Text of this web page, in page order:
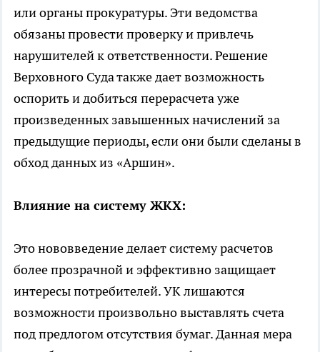
или органы прокуратуры. Эти ведомства
обязаны провести проверку и привлечь
нарушителей к ответственности. Решение
Верховного Суда также дает возможность
оспорить и добиться перерасчета уже
произведенных завышенных начислений за
предыдущие периоды, если они были сделаны в
обход данных из «Аршин».
Влияние на систему ЖКХ:
Это нововведение делает систему расчетов
более прозрачной и эффективно защищает
интересы потребителей. УК лишаются
возможности произвольно выставлять счета
под предлогом отсутствия бумаг. Данная мера